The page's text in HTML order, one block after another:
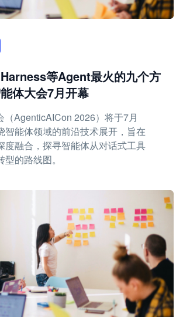
等Agent最火的九个方
体大会7月开幕
（AgenticAICon 2026）将于7月
智能体领域的前沿技术展开，旨在
度融合，探寻智能体从对话式工具
的路线图。